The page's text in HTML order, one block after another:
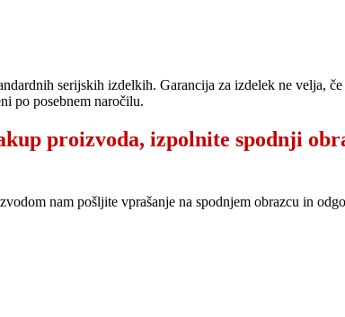
serijskih izdelkih. Garancija za izdelek ne velja,
po posebnem naročilu.
proizvoda, izpolnite spodnji
nam pošljite vprašanje na spodnjem obrazcu in